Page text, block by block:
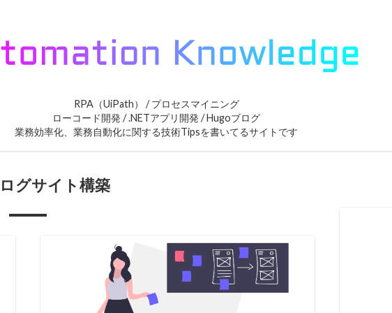
RPA（UiPath） / プロセスマイニング
ローコード開発 / .NETアプリ開発 / Hugoブログ
業務効率化、業務自動化に関する技術Tipsを書いてるサイトです
グサイト構築